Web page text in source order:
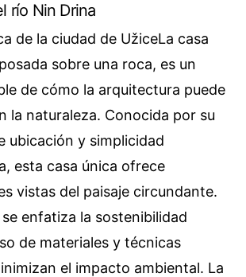
río Nin Drina
de la ciudad de UžiceLa casa
sobre una roca, es un
de cómo la arquitectura puede
la naturaleza. Conocida por su
ubicación y simplicidad
esta casa única ofrece
vistas del paisaje circundante.
enfatiza la sostenibilidad
de materiales y técnicas
el impacto ambiental. La